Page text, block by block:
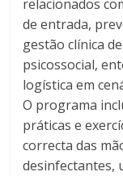
relacionados
de entrada,
gestão clínica
psicossocial,
logística em
O programa
práticas e
correcta das
desinfectantes,